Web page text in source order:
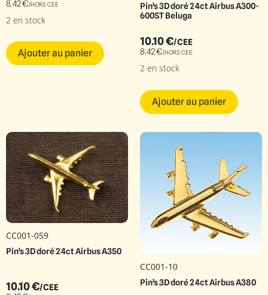
8.42€/HORS CEE
2 en stock
Ajouter au panier
Pin’s 3D doré 24ct Airbus A300-
600ST Beluga
10.10€/CEE
8.42€/HORS CEE
2 en stock
Ajouter au panier
CC001-059
Pin’s 3D doré 24ct Airbus A350
10.10€/CEE
CC001-10
Pin’s 3D doré 24ct Airbus A380